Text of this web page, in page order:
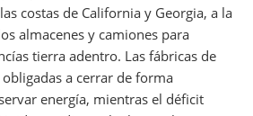
costas de California y Georgia, a la
almacenes y camiones para
tierra adentro. Las fábricas de
a cerrar de forma
energía, mientras el déficit